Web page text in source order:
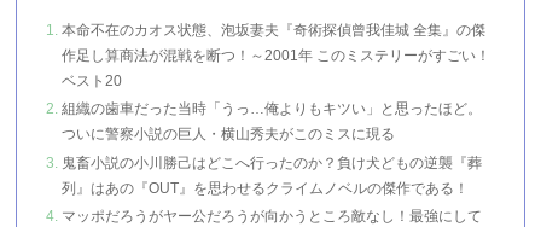
本命不在のカオス状態、泡坂妻夫『奇術探偵曾我佳城 全集』の傑
作足し算商法が混戦を断つ！～2001年 このミステリーがすごい！
ベスト20
組織の歯車だった当時「うっ…俺よりもキツい」と思ったほど。
ついに警察小説の巨人・横山秀夫がこのミスに現る
鬼畜小説の小川勝己はどこへ行ったのか？負け犬どもの逆襲『葬
列』はあの『OUT』を思わせるクライムノベルの傑作である！
マッポだろうがヤー公だろうが向かうところ敵なし！最強にして